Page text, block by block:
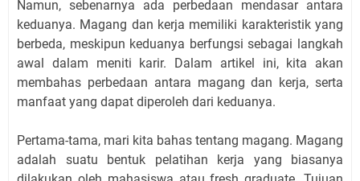
Namun, sebenarnya ada perbedaan mendasar antara
keduanya. Magang dan kerja memiliki karakteristik yang
berbeda, meskipun keduanya berfungsi sebagai langkah
awal dalam meniti karir. Dalam artikel ini, kita akan
membahas perbedaan antara magang dan kerja, serta
manfaat yang dapat diperoleh dari keduanya.
Pertama-tama, mari kita bahas tentang magang. Magang
adalah suatu bentuk pelatihan kerja yang biasanya